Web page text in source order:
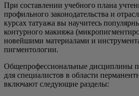
При составлении учебного плана
профильного законодательства и
курсах татуажа вы научитесь
контурного макияжа
новейшими материалами и
пигментологии.
Общепрофессиональные дисциплины
для специалистов в области
включают следующие разделы: